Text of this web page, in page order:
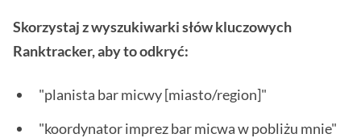
Skorzystaj z wyszukiwarki słów kluczowych
Ranktracker, aby to odkryć:
"planista bar micwy [miasto/region]"
"koordynator imprez bar micwa w pobliżu mnie"